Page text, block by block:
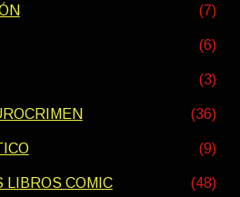
(7)
(6)
(3)
(36)
(9)
LIBROS COMIC (48)